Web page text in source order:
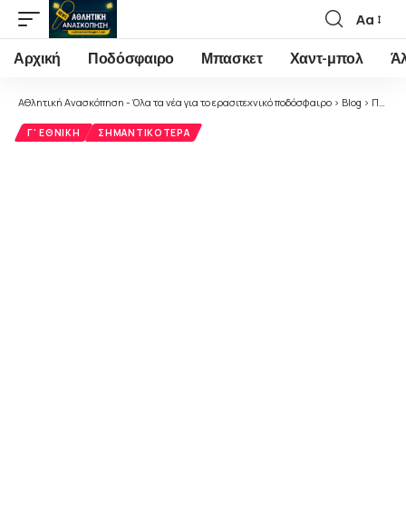
Font
Resizer
Αα
Αρχική Ποδόσφαιρο Μπασκετ Χαντ-μπολ
Αθλητική Ανασκόπηση - Όλα τα νέα για το ερασιτεχνικό ποδόσφαιρο > Blog > Ποδόσφαιρο
Γ' ΕΘΝΙΚΉ ΣΗΜΑΝΤΙΚΌΤΕΡΑ